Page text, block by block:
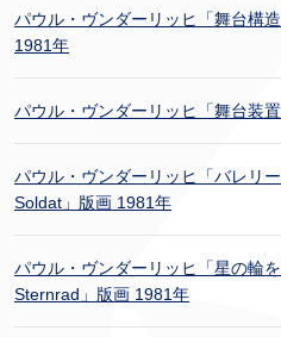
パウル・ヴンダーリッヒ「舞台構
1981年
パウル・ヴンダーリッヒ「舞台装
パウル・ヴンダーリッヒ「バレリ
Soldat」版画 1981年
パウル・ヴンダーリッヒ「星の輪
Sternrad」版画 1981年